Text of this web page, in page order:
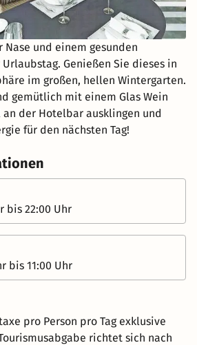
und einem gesunden
Genießen Sie dieses in
im großen, hellen Wintergarten.
gemütlich mit einem Glas Wein
der Hotelbar ausklingen und
für den nächsten Tag!
bis 22:00 Uhr
bis 11:00 Uhr
pro Person pro Tag exklusive
richtet sich nach